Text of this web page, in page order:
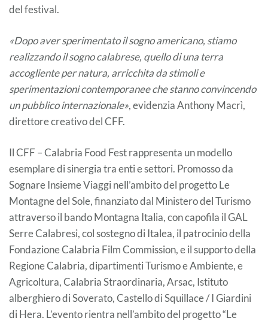
del festival.
«Dopo aver sperimentato il sogno americano, stiamo
realizzando il sogno calabrese, quello di una terra
accogliente per natura, arricchita da stimoli e
sperimentazioni contemporanee che stanno convincendo
un pubblico internazionale», evidenzia Anthony Macrì,
direttore creativo del CFF.
Il CFF – Calabria Food Fest rappresenta un modello
esemplare di sinergia tra enti e settori. Promosso da
Sognare Insieme Viaggi nell’ambito del progetto Le
Montagne del Sole, finanziato dal Ministero del Turismo
attraverso il bando Montagna Italia, con capofila il GAL
Serre Calabresi, col sostegno di Italea, il patrocinio della
Fondazione Calabria Film Commission, e il supporto della
Regione Calabria, dipartimenti Turismo e Ambiente, e
Agricoltura, Calabria Straordinaria, Arsac, Istituto
alberghiero di Soverato, Castello di Squillace / I Giardini
di Hera. L’evento rientra nell’ambito del progetto “Le